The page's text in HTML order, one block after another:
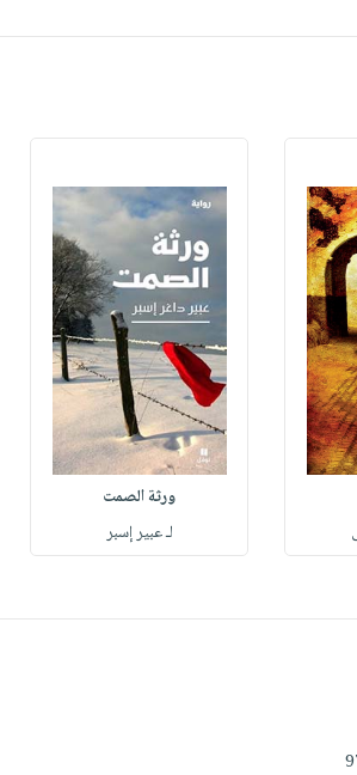
ورثة الصمت
لـ عبير إسبر